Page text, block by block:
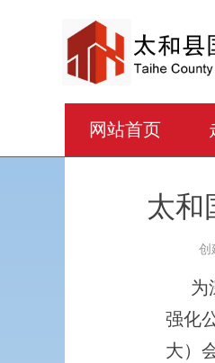
网站首页
太和
创
为
强化
大）